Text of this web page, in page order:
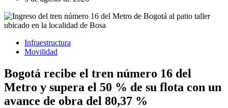
Infraestructura
Movilidad
Bogotá recibe el tren número 16 del
Metro y supera el 50 % de su flota con un
avance de obra del 80,37 %